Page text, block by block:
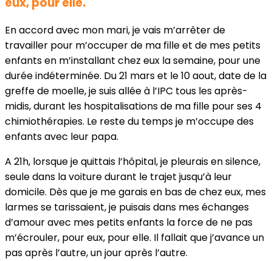
En accord avec mon mari, je vais m’arrêter de
travailler pour m’occuper de ma fille et de mes petits
enfants en m’installant chez eux la semaine, pour une
durée indéterminée. Du 21 mars et le 10 aout, date de la
greffe de moelle, je suis allée à l’IPC tous les après-
midis, durant les hospitalisations de ma fille pour ses 4
chimiothérapies. Le reste du temps je m’occupe des
enfants avec leur papa.
A 21h, lorsque je quittais l’hôpital, je pleurais en silence,
seule dans la voiture durant le trajet jusqu’à leur
domicile. Dès que je me garais en bas de chez eux, mes
larmes se tarissaient, je puisais dans mes échanges
d’amour avec mes petits enfants la force de ne pas
m’écrouler, pour eux, pour elle. Il fallait que j’avance un
pas après l’autre, un jour après l’autre.